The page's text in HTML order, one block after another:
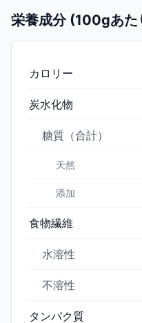
栄養成分 (100gあた
カロリー
炭水化物
糖質（合計）
天然
添加
食物繊維
水溶性
不溶性
タンパク質